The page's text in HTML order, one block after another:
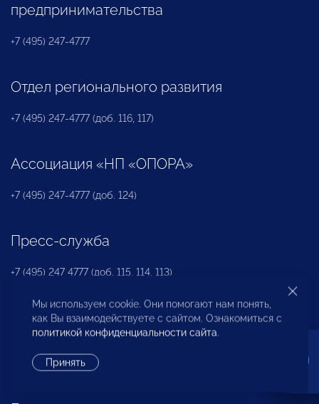
предпринимательства
+7 (495) 247-4777
Отдел регионального развития
+7 (495) 247-4777 (доб. 116, 117)
Ассоциация «НП «ОПОРА»
+7 (495) 247-4777 (доб. 124)
Пресс-служба
+7 (495) 247 4777 (доб. 115, 114, 113)
Международный отдел «ОПОРЫ РОССИИ»
+7 (495) 247-4777 (доб. 126)
Мы используем cookie. Они помогают нам понять,
как Вы взаимодействуете с сайтом. Ознакомиться с
политикой конфиденциальности сайта.
Принять